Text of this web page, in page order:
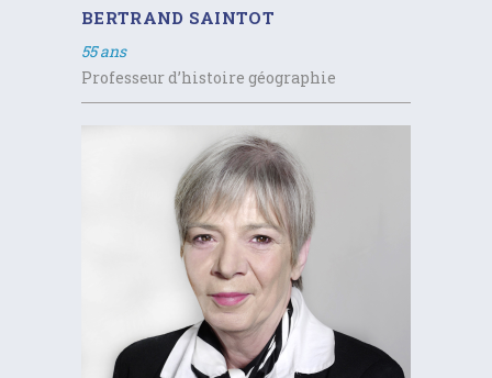
BERTRAND SAINTOT
55 ans
Professeur d’histoire géographie